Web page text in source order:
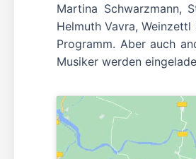
Martina Schwarzmann,
Helmuth Vavra,
Programm. Aber auch
Musiker werden